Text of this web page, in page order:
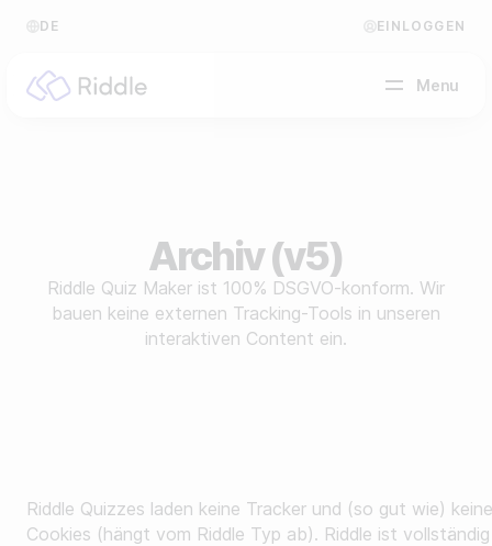
DE EINLOGGEN
Menu
Persönlichkeitstest erstellen
Umfrage / Abstimmung erstellen
Minigame erstellen
Hilfe Center
Reviews
Archiv (v5)
Riddle Quiz Maker ist 100% DSGVO-konform. Wir
bauen keine externen Tracking-Tools in unseren
interaktiven Content ein.
Riddle Quizzes laden keine Tracker und (so gut wie) keine
Cookies (hängt vom Riddle Typ ab). Riddle ist vollständig